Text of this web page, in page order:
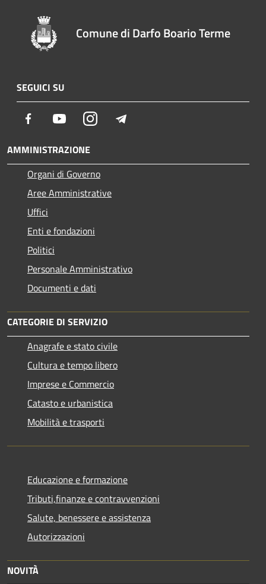
Comune di Darfo Boario Terme
SEGUICI SU
Facebook YoutubeInstagram
AMMINISTRAZIONE
Organi di Governo
Aree Amministrative
Uffici
Enti e fondazioni
Politici
Personale Amministrativo
Documenti e dati
CATEGORIE DI SERVIZIO
Anagrafe e stato civile
Cultura e tempo libero
Imprese e Commercio
Catasto e urbanistica
Mobilità e trasporti
Educazione e formazione
Tributi,finanze e contravvenzioni
Salute, benessere e assistenza
Autorizzazioni
NOVITÀ